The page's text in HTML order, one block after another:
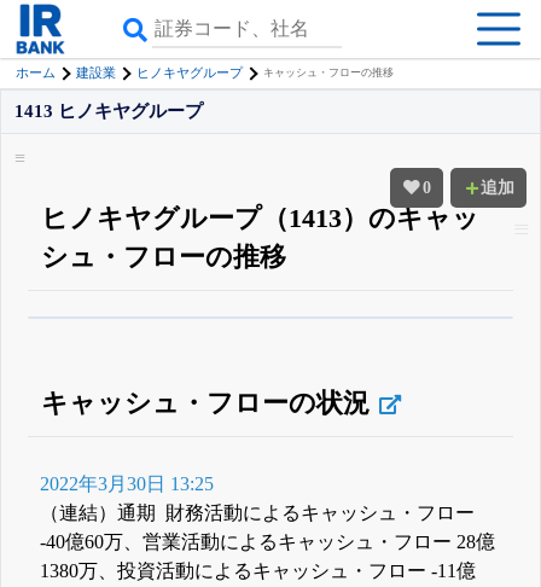
ホーム 建設業 ヒノキヤグループ キャッシュ・フローの推移
0 追加
1413 ヒノキヤグループ
ヒノキヤグループ（1413）のキャッ
シュ・フローの推移
登録すると永久30%OFFと米株版の先行利用も付きます
キャッシュ・フローの状況
2022年3月30日 13:25
（連結）通期 財務活動によるキャッシュ・フロー
-40億60万、営業活動によるキャッシュ・フロー 28億
1380万、投資活動によるキャッシュ・フロー -11億